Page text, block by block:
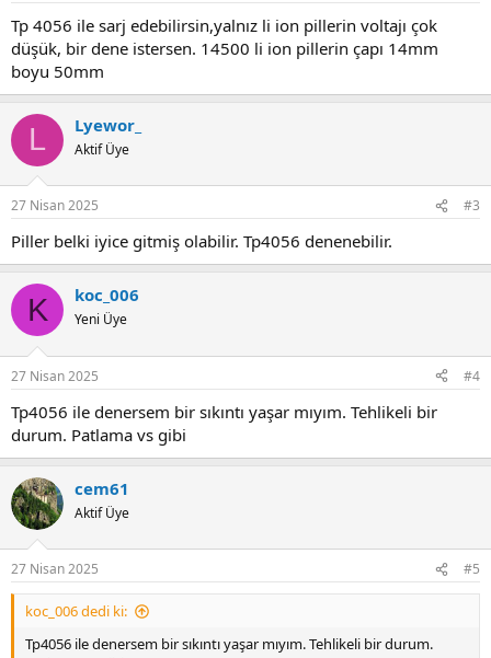
Tp 4056 ile sarj edebilirsin,yalnız li ion pillerin voltajı çok
düşük, bir dene istersen. 14500 li ion pillerin çapı 14mm
boyu 50mm
L Lyewor_
Aktif Üye
27 Nisan 2025 #3
Piller belki iyice gitmiş olabilir. Tp4056 denenebilir.
K koc_006
Yeni Üye
27 Nisan 2025 #4
Tp4056 ile denersem bir sıkıntı yaşar mıyım. Tehlikeli bir
durum. Patlama vs gibi
cem61
Aktif Üye
27 Nisan 2025 #5
koc_006 dedi ki:
Tp4056 ile denersem bir sıkıntı yaşar mıyım. Tehlikeli bir durum.